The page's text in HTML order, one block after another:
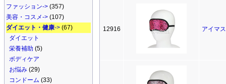
ファッション-> (357)
美容・コスメ-> (107)
ダイエット・健康-> (67)
ダイエット
栄養補助 (5)
ボディケア
お悩み (29)
コンドーム (33)
12916 アイマ